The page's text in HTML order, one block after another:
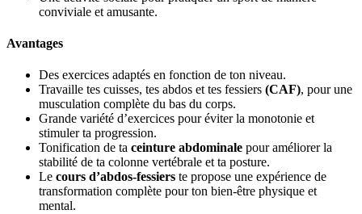
conviviale et amusante.
Avantages
Des exercices adaptés en fonction de ton niveau.
Travaille tes cuisses, tes abdos et tes fessiers (CAF), pour une
musculation complète du bas du corps.
Grande variété d’exercices pour éviter la monotonie et
stimuler ta progression.
Tonification de ta ceinture abdominale pour améliorer la
stabilité de ta colonne vertébrale et ta posture.
Le cours d’abdos-fessiers te propose une expérience de
transformation complète pour ton bien-être physique et
mental.